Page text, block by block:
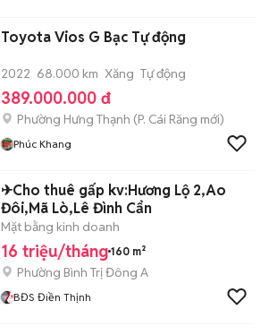
Toyota Vios G Bạc Tự động
2022 68.000 km Xăng Tự động
389.000.000 đ
Phường Hưng Thạnh (P. Cái Răng mới)
Phúc Khang
✈Cho thuê gấp kv:Hương Lộ 2,Ao
Đôi,Mã Lò,Lê Đình Cẩn
Mặt bằng kinh doanh
16 triệu/tháng 160 m²
Phường Bình Trị Đông A
BĐS Điền Thịnh